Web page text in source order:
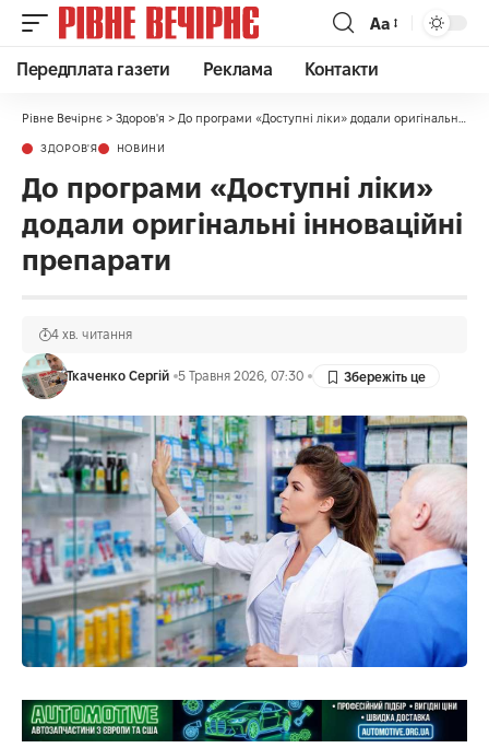
Аа
Передплата газети Реклама Контакти
Рівне Вечірнє > Здоров'я > До програми «Доступні ліки» додали оригінальні інноваційні препарати
ЗДОРОВ'Я НОВИНИ
До програми «Доступні ліки»
додали оригінальні інноваційні
препарати
Ткаченко Сергій 5 Травня 2026, 07:30
4 хв. читання